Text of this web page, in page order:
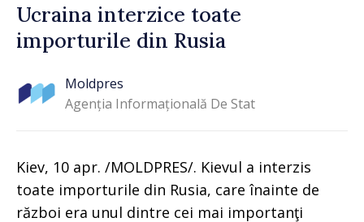
Ucraina interzice toate
importurile din Rusia
Moldpres
Agenția Informațională De Stat
Kiev, 10 apr. /MOLDPRES/. Kievul a interzis
toate importurile din Rusia, care înainte de
război era unul dintre cei mai importanţi